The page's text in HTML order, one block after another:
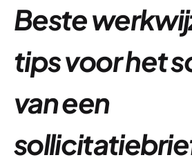
Beste
tips voor het
van een